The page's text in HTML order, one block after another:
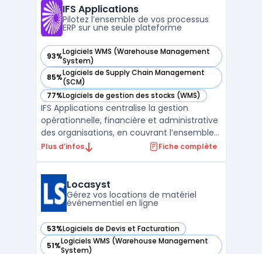
pharmacie, la cosmétique et le commerce
intègre nati ...
IFS Applications
Pilotez l’ensemble de vos processus
ERP sur une seule plateforme
93%Logiciels WMS (Warehouse Management
System)
— voir IFS Applications dans cette catégorie
85%Logiciels de Supply Chain Management
(SCM)
— voir IFS Applications dans cette catégorie
77%Logiciels de gestion des stocks (WMS)
— voir IFS Applications dans cette catégorie
IFS Applications centralise la gestion
opérationnelle, financière et administrative
des organisations, en couvrant l’ensemble
du cycle métier via une plateforme unique.
des processus de Service and Asset
Management, ...
Plus d’infos Fiche complète
Locasyst
Gérez vos locations de matériel
événementiel en ligne
53%Logiciels de Devis et Facturation
— voir Locasyst dans cette catégorie
51%Logiciels WMS (Warehouse Management
System)
— voir Locasyst dans cette catégorie